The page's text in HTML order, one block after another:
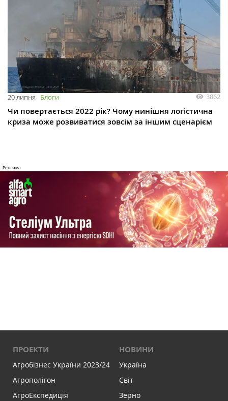
20 липня Блоги 3862
Чи повертається 2022 рік? Чому нинішня логістична
криза може розвиватися зовсім за іншим сценарієм
ПРОЕКТИ
Агробізнес України 2023/24
Агрополігон
АгроЕкспедиція
НОВИНИ
Україна
Світ
Зерно